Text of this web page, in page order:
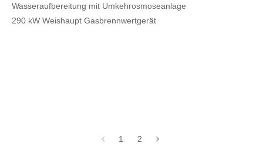
Wasseraufbereitung mit Umkehrosmoseanlage
290 kW Weishaupt Gasbrennwertgerät
1 2